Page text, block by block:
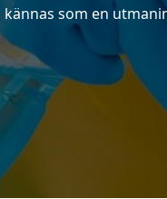
som en